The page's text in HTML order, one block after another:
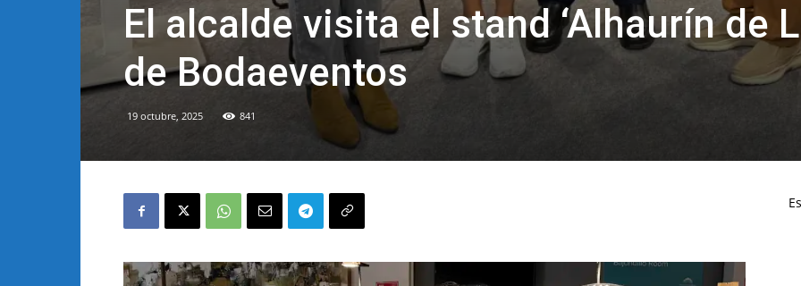
El alcalde visita el stand ‘Alhaurín de
de Bodaeventos
19 octubre, 2025 841